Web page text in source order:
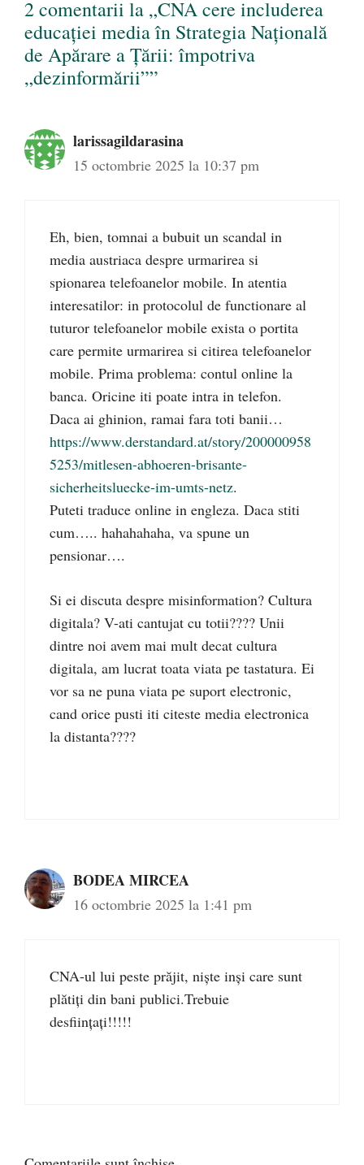
2 comentarii la „CNA cere includerea
educaţiei media în Strategia Naţională
de Apărare a Ţării: împotriva
„dezinformării””
larissagildarasina
15 octombrie 2025 la 10:37 pm
Eh, bien, tomnai a bubuit un scandal in
media austriaca despre urmarirea si
spionarea telefoanelor mobile. In atentia
interesatilor: in protocolul de functionare al
tuturor telefoanelor mobile exista o portita
care permite urmarirea si citirea telefoanelor
mobile. Prima problema: contul online la
banca. Oricine iti poate intra in telefon.
Daca ai ghinion, ramai fara toti banii…
https://www.derstandard.at/story/200000958
5253/mitlesen-abhoeren-brisante-
sicherheitsluecke-im-umts-netz.
Puteti traduce online in engleza. Daca stiti
cum….. hahahahaha, va spune un
pensionar….
Si ei discuta despre misinformation? Cultura
digitala? V-ati cantujat cu totii???? Unii
dintre noi avem mai mult decat cultura
digitala, am lucrat toata viata pe tastatura. Ei
vor sa ne puna viata pe suport electronic,
cand orice pusti iti citeste media electronica
la distanta????
BODEA MIRCEA
16 octombrie 2025 la 1:41 pm
CNA-ul lui peste prăjit, niște inși care sunt
plătiți din bani publici.Trebuie
desființați!!!!!